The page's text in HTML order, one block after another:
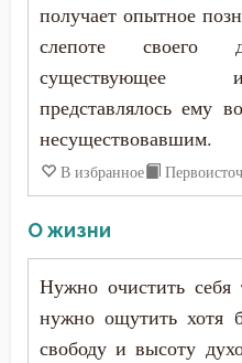
получает опытное
слепоте своего
существующее
представлялось ему
несуществовавшим.
В избранное
О жизни
Нужно очистить себя
нужно ощутить хотя
свободу и высоту